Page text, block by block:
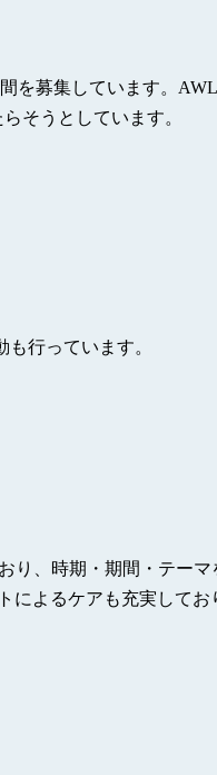
を募集しています。
そうとしています。
行っています。
り、時期・期間・テー
によるケアも充実して